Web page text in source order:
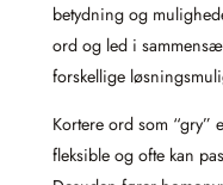
betydning og
ord og led i
forskellige
Kortere ord som
fleksible og ofte kan